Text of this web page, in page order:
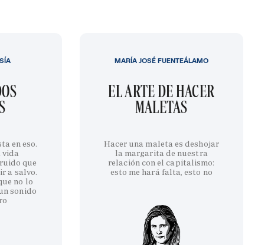
en eso.
vida
que
a salvo.
no lo
sonido
EL ARTE DE HACER
MALETAS
Hacer una maleta es deshojar
la margarita de nuestra
relación con el capitalismo:
esto me hará falta, esto no
MARÍA JOSÉ FUENTEÁLAMO